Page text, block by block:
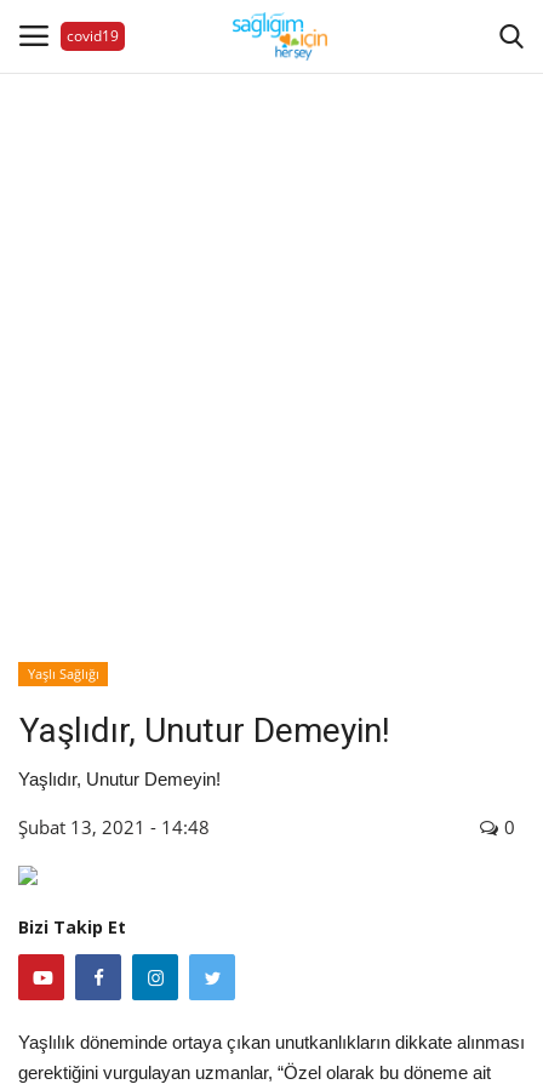
covid19
Tanı-Tedavi
Yaşlı Sağlığı
Yaşlıdır, Unutur Demeyin!
Yaşlıdır, Unutur Demeyin!
Şubat 13, 2021 - 14:48 0
Bizi Takip Et
Yaşlılık döneminde ortaya çıkan unutkanlıkların dikkate alınması
gerektiğini vurgulayan uzmanlar, “Özel olarak bu döneme ait